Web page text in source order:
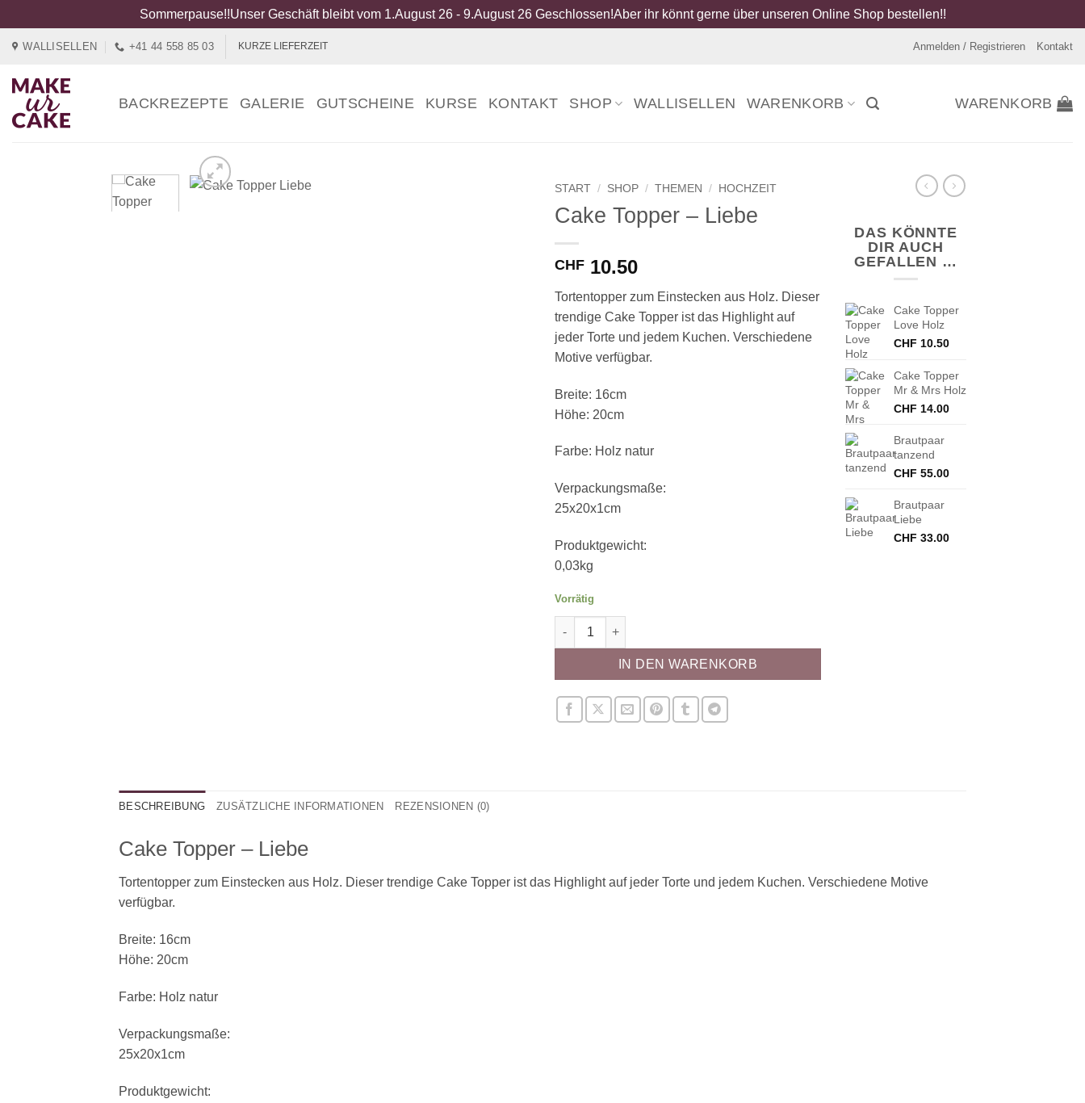
Sommerpause!!Unser Geschäft bleibt vom 1.August 26 - 9.August 26 Geschlossen!Aber ihr könnt gerne über unseren Online Shop bestellen!!
springen
WALLISELLEN +41 44 558 85 03 KURZE LIEFERZEIT Anmelden / Registrieren Kontakt
BACKREZEPTE GALERIE GUTSCHEINE KURSE KONTAKT SHOP WALLISELLEN WARENKORB WARENKORB
START / SHOP / THEMEN / HOCHZEIT
Cake Topper – Liebe
CHF 10.50
Tortentopper zum Einstecken aus Holz. Dieser
trendige Cake Topper ist das Highlight auf
jeder Torte und jedem Kuchen. Verschiedene
Motive verfügbar.
Breite: 16cm
Höhe: 20cm
Farbe: Holz natur
Verpackungsmaße:
25x20x1cm
Produktgewicht:
0,03kg
Vorrätig
Cake Topper - Liebe Menge
IN DEN WARENKORB
DAS KÖNNTE
DIR AUCH
GEFALLEN …
Cake Topper
Love Holz
CHF 10.50
Cake Topper
Mr & Mrs Holz
CHF 14.00
Brautpaar
tanzend
CHF 55.00
Brautpaar
Liebe
CHF 33.00
BESCHREIBUNG ZUSÄTZLICHE INFORMATIONEN REZENSIONEN (0)
Cake Topper – Liebe
Tortentopper zum Einstecken aus Holz. Dieser trendige Cake Topper ist das Highlight auf jeder Torte und jedem Kuchen. Verschiedene Motive
verfügbar.
Breite: 16cm
Höhe: 20cm
Farbe: Holz natur
Verpackungsmaße:
25x20x1cm
Produktgewicht: